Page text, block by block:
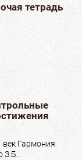
тетрадь
век Гармония
З.Б.